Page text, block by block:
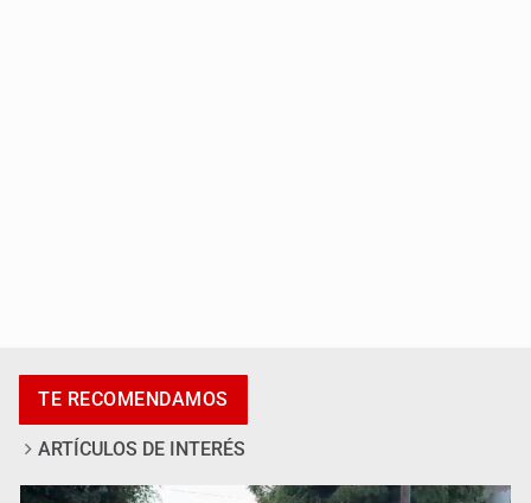
Asesinan a tres luego de dos ataques armados
TE RECOMENDAMOS
ARTÍCULOS DE INTERÉS